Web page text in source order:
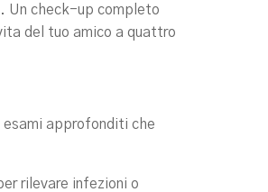
Un check-up completo
del tuo amico a quattro
approfonditi che
rilevare infezioni o